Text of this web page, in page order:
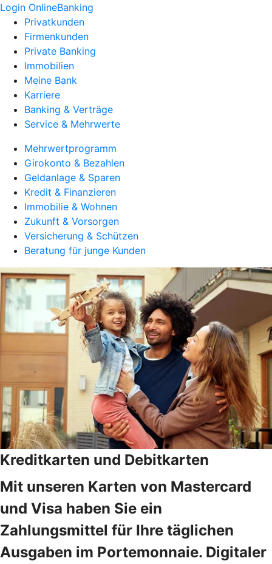
Login OnlineBanking
Privatkunden
Firmenkunden
Private Banking
Immobilien
Meine Bank
Karriere
Banking & Verträge
Service & Mehrwerte
Mehrwertprogramm
Girokonto & Bezahlen
Geldanlage & Sparen
Kredit & Finanzieren
Immobilie & Wohnen
Zukunft & Vorsorgen
Versicherung & Schützen
Beratung für junge Kunden
Kreditkarten und Debitkarten
Mit unseren Karten von Mastercard
und Visa haben Sie ein
Zahlungsmittel für Ihre täglichen
Ausgaben im Portemonnaie. Digitaler